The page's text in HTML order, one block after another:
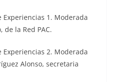
Experiencias 1. Moderada
de la Red PAC.
Experiencias 2. Moderada
Alonso, secretaria